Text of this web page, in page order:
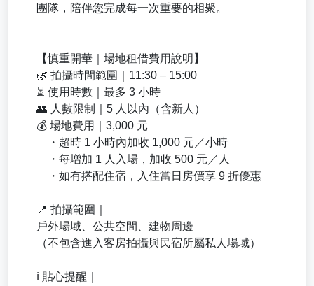
團隊，陪伴您完成每一次重要的相聚。
【慎重開華｜場地租借費用說明】
🌿 拍攝時間範圍｜11:30 – 15:00
⏳ 使用時數｜最多 3 小時
👥 人數限制｜5 人以內（含新人）
💰 場地費用｜3,000 元
・超時 1 小時內加收 1,000 元／小時
・每增加 1 人入場，加收 500 元／人
・如有搭配住宿，入住當日房價享 9 折優惠
📍 拍攝範圍｜
戶外場域、公共空間、建物周邊
（不包含進入客房拍攝與民宿所屬私人場域）
ℹ️ 貼心提醒｜